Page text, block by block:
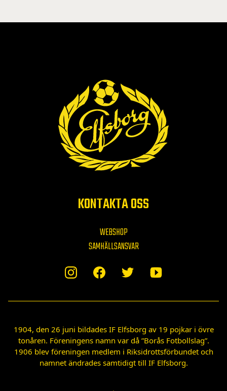
KONTAKTA OSS
WEBSHOP
SAMHÄLLSANSVAR
1904, den 26 juni bildades IF Elfsborg av 19 pojkar i övre
tonåren. Föreningens namn var då ”Borås Fotbollslag”.
1906 blev föreningen medlem i Riksidrottsförbundet och
namnet ändrades samtidigt till IF Elfsborg.